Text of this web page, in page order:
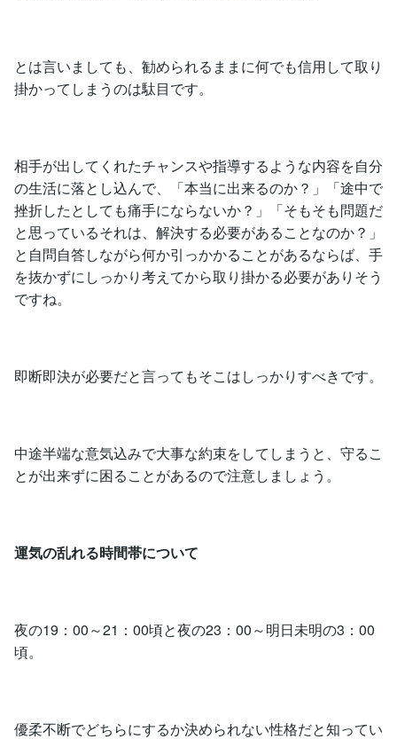
とは言いましても、勧められるままに何でも信用して取り
掛かってしまうのは駄目です。
相手が出してくれたチャンスや指導するような内容を自分
の生活に落とし込んで、「本当に出来るのか？」「途中で
挫折したとしても痛手にならないか？」「そもそも問題だ
と思っているそれは、解決する必要があることなのか？」
と自問自答しながら何か引っかかることがあるならば、手
を抜かずにしっかり考えてから取り掛かる必要がありそう
ですね。
即断即決が必要だと言ってもそこはしっかりすべきです。
中途半端な意気込みで大事な約束をしてしまうと、守るこ
とが出来ずに困ることがあるので注意しましょう。
運気の乱れる時間帯について
夜の19：00～21：00頃と夜の23：00～明日未明の3：00
頃。
優柔不断でどちらにするか決められない性格だと知ってい